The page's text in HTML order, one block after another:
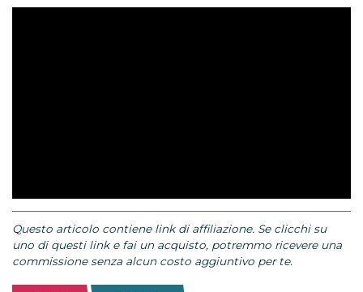
Questo articolo contiene link di affiliazione. Se clicchi su
uno di questi link e fai un acquisto, potremmo ricevere una
commissione senza alcun costo aggiuntivo per te.